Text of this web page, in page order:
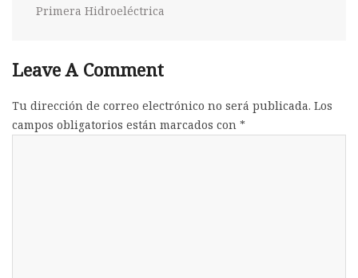
Primera Hidroeléctrica
Leave A Comment
Tu dirección de correo electrónico no será publicada. Los
campos obligatorios están marcados con *